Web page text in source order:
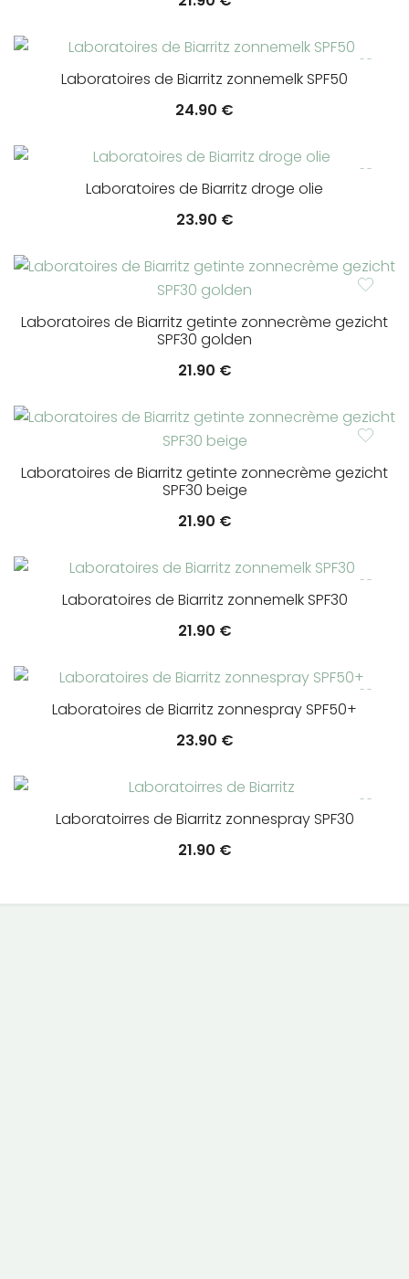
Laboratoires de Biarritz zonnemelk SPF50
24.90 €
Laboratoires de Biarritz droge olie
23.90 €
Laboratoires de Biarritz getinte zonnecrème gezicht
SPF30 golden
21.90 €
Laboratoires de Biarritz getinte zonnecrème gezicht
SPF30 beige
21.90 €
Laboratoires de Biarritz zonnemelk SPF30
21.90 €
Laboratoires de Biarritz zonnespray SPF50+
23.90 €
Laboratoirres de Biarritz zonnespray SPF30
21.90 €